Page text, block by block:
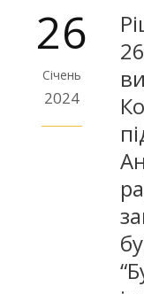
26
Січень
2024